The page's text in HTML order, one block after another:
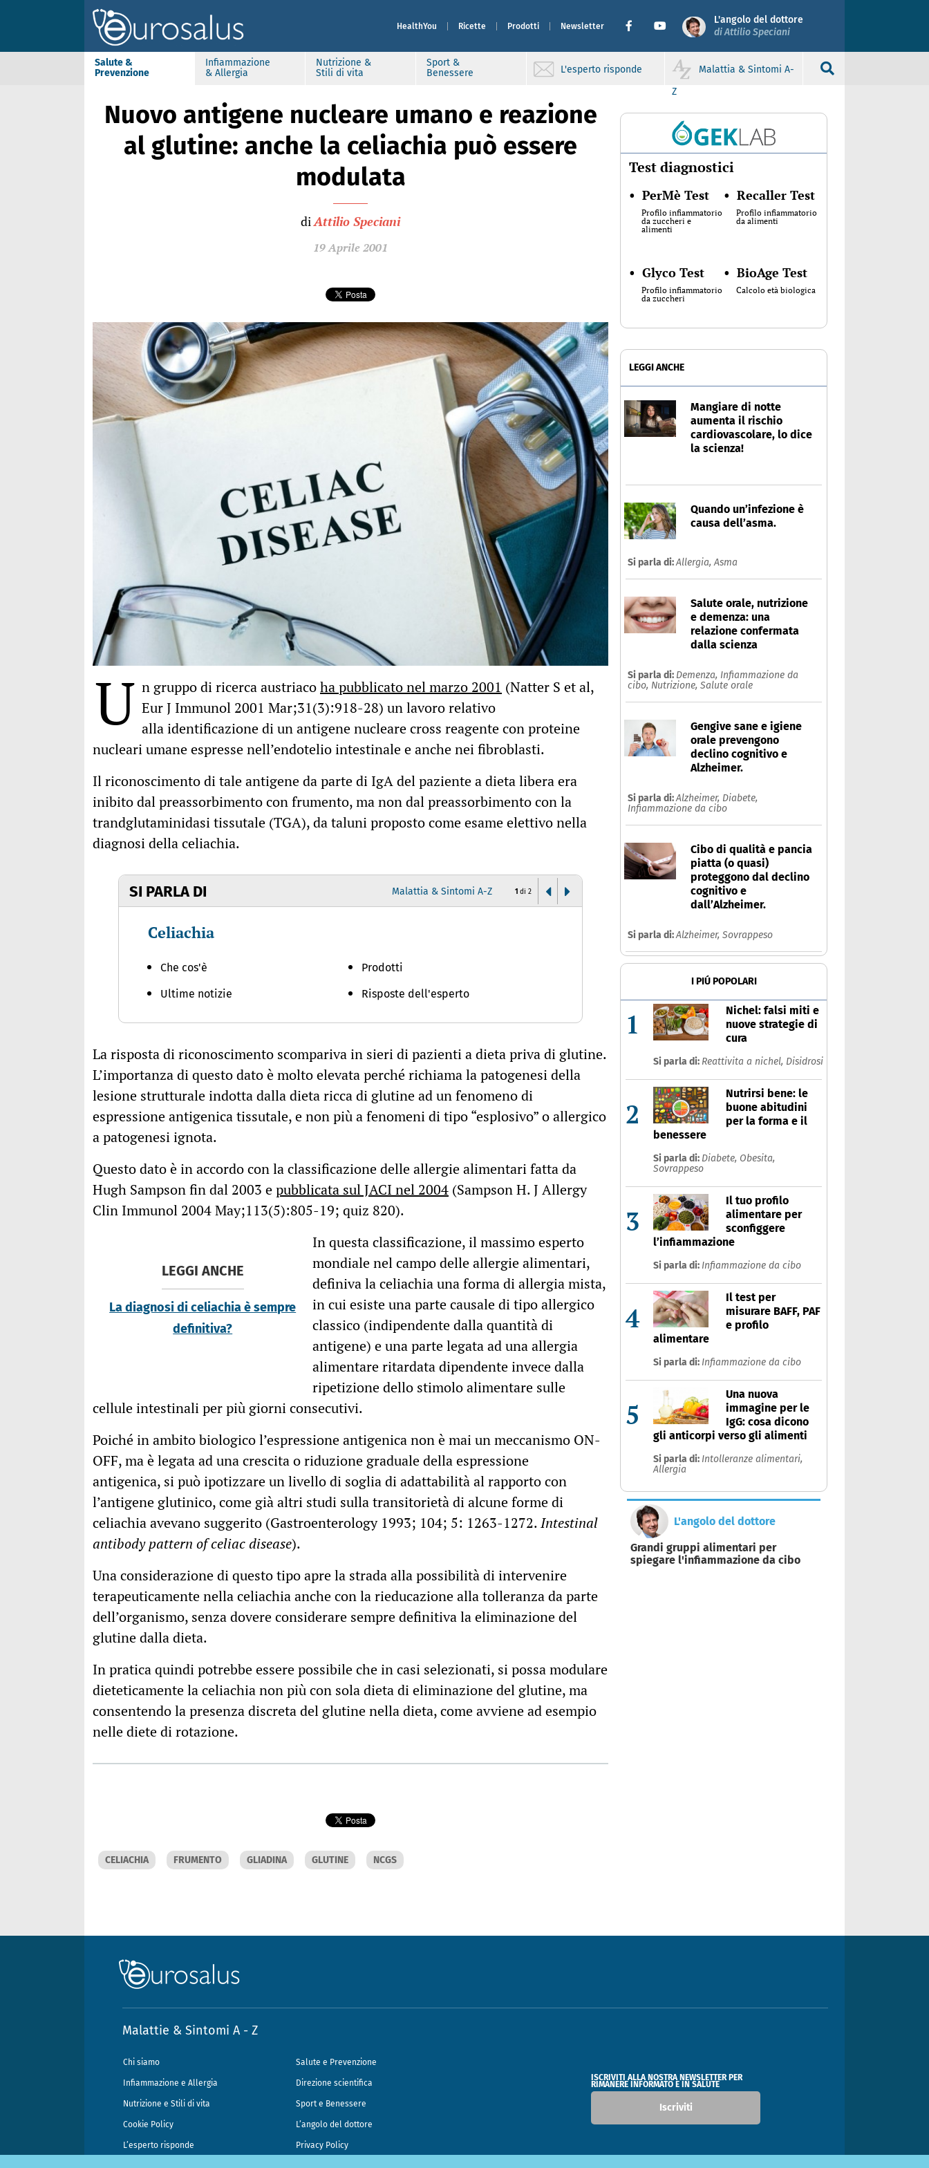
HealthYou Ricette Prodotti Newsletter
L'angolo del dottore
di Attilio Speciani
Salute &
Prevenzione
Infiammazione
& Allergia
Nutrizione &
Stili di vita
Sport &
Benessere
L'esperto risponde
Malattia & Sintomi A-
Z
Nuovo antigene nucleare umano e reazione
al glutine: anche la celiachia può essere
modulata
diAttilio Speciani
19 Aprile 2001
U n gruppo di ricerca austriacoha pubblicato nel marzo 2001 (Natter S et al,
Eur J Immunol 2001 Mar;31(3):918-28) un lavoro relativo
alla identificazione di un antigene nucleare cross reagente con proteine
nucleari umane espresse nell’endotelio intestinale e anche nei fibroblasti.
Il riconoscimento di tale antigene da parte di IgA del paziente a dieta libera era
inibito dal preassorbimento con frumento, ma non dal preassorbimento con la
trandglutaminidasi tissutale (TGA), da taluni proposto come esame elettivo nella
diagnosi della celiachia.
SI PARLA DI Malattia & Sintomi A-Z
Celiachia
Che cos'è
Ultime notizie
Prodotti
Risposte dell'esperto
Reattività a Frumento e Glutine
Che cos'è
Prodotti
1 di 2
La risposta di riconoscimento scompariva in sieri di pazienti a dieta priva di glutine.
L’importanza di questo dato è molto elevata perché richiama la patogenesi della
lesione strutturale indotta dalla dieta ricca di glutine ad un fenomeno di
espressione antigenica tissutale, e non più a fenomeni di tipo “esplosivo” o allergico
a patogenesi ignota.
Questo dato è in accordo con la classificazione delle allergie alimentari fatta da
Hugh Sampson fin dal 2003 epubblicata sul JACI nel 2004 (Sampson H. J Allergy
Clin Immunol 2004 May;113(5):805-19; quiz 820).
LEGGI ANCHE
La diagnosi di celiachia è sempre
definitiva?
In questa classificazione, il massimo esperto
mondiale nel campo delle allergie alimentari,
definiva la celiachia una forma di allergia mista,
in cui esiste una parte causale di tipo allergico
classico (indipendente dalla quantità di
antigene) e una parte legata ad una allergia
alimentare ritardata dipendente invece dalla
ripetizione dello stimolo alimentare sulle
cellule intestinali per più giorni consecutivi.
Poiché in ambito biologico l’espressione antigenica non è mai un meccanismo ON-
OFF, ma è legata ad una crescita o riduzione graduale della espressione
antigenica, si può ipotizzare un livello di soglia di adattabilità al rapporto con
l’antigene glutinico, come già altri studi sulla transitorietà di alcune forme di
celiachia avevano suggerito (Gastroenterology 1993; 104; 5: 1263-1272.Intestinal
antibody pattern of celiac disease).
Una considerazione di questo tipo apre la strada alla possibilità di intervenire
terapeuticamente nella celiachia anche con la rieducazione alla tolleranza da parte
dell’organismo, senza dovere considerare sempre definitiva la eliminazione del
glutine dalla dieta.
In pratica quindi potrebbe essere possibile che in casi selezionati, si possa modulare
dieteticamente la celiachia non più con sola dieta di eliminazione del glutine, ma
consentendo la presenza discreta del glutine nella dieta, come avviene ad esempio
nelle diete di rotazione.
CELIACHIA FRUMENTO GLIADINA GLUTINE NCGS
Test diagnostici
• PerMè Test
Profilo infiammatorio
da zuccheri e
alimenti
• Recaller Test
Profilo infiammatorio
da alimenti
• Glyco Test
Profilo infiammatorio
da zuccheri
• BioAge Test
Calcolo età biologica
LEGGI ANCHE
Mangiare di notte
aumenta il rischio
cardiovascolare, lo dice
la scienza!
Quando un’infezione è
causa dell’asma.
Si parla di:Allergia,Asma
Salute orale, nutrizione
e demenza: una
relazione confermata
dalla scienza
Si parla di: Demenza, Infiammazione da
cibo, Nutrizione, Salute orale
Gengive sane e igiene
orale prevengono
declino cognitivo e
Alzheimer.
Si parla di:Alzheimer, Diabete,
Infiammazione da cibo
Cibo di qualità e pancia
piatta (o quasi)
proteggono dal declino
cognitivo e
dall’Alzheimer.
Si parla di:Alzheimer, Sovrappeso
I PIÚ POPOLARI
1
Nichel: falsi miti e
nuove strategie di
cura
Si parla di: Reattivita a nichel, Disidrosi
2
Nutrirsi bene: le
buone abitudini
per la forma e il
benessere
Si parla di: Diabete, Obesita,
Sovrappeso
3
Il tuo profilo
alimentare per
sconfiggere
l’infiammazione
Si parla di: Infiammazione da cibo
4
Il test per
misurare BAFF, PAF
e profilo
alimentare
Si parla di: Infiammazione da cibo
5
Una nuova
immagine per le
IgG: cosa dicono
gli anticorpi verso gli alimenti
Si parla di: Intolleranze alimentari,
Allergia
L'angolo del dottore
Grandi gruppi alimentari per
spiegare l'infiammazione da cibo
Malattie & Sintomi A - Z
Chi siamo Salute e Prevenzione
Infiammazione e Allergia Direzione scientifica
Nutrizione e Stili di vita Sport e Benessere
Cookie Policy L’angolo del dottore
L’esperto risponde Privacy Policy
ISCRIVITI ALLA NOSTRA NEWSLETTER PER
RIMANERE INFORMATO E IN SALUTE
Iscriviti